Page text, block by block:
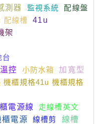
測器 監視系統
配線盤
配線槽
41u
架
台
控 小防水箱
加寬型
機櫃規格41u 機櫃規格
電源線
走線槽英文
櫃電源 線槽剪
線槽